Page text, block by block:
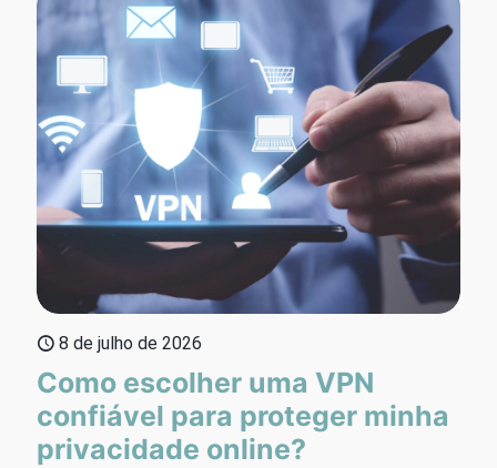
8 de julho de 2026
Como escolher uma VPN
confiável para proteger minha
privacidade online?